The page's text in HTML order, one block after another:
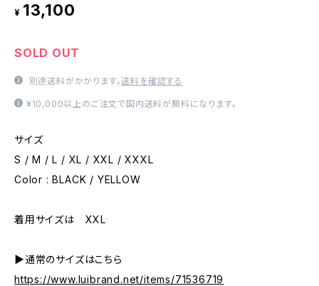
¥ 13,100
SOLD OUT
別途送料がかかります。送料を確認する
¥10,000以上のご注文で国内送料が無料になります。
サイズ
S / M / L / XL / XXL / XXXL
Color : BLACK / YELLOW
着用サイズは XXL
▶︎通常のサイズはこちら
https://www.luibrand.net/items/71536719